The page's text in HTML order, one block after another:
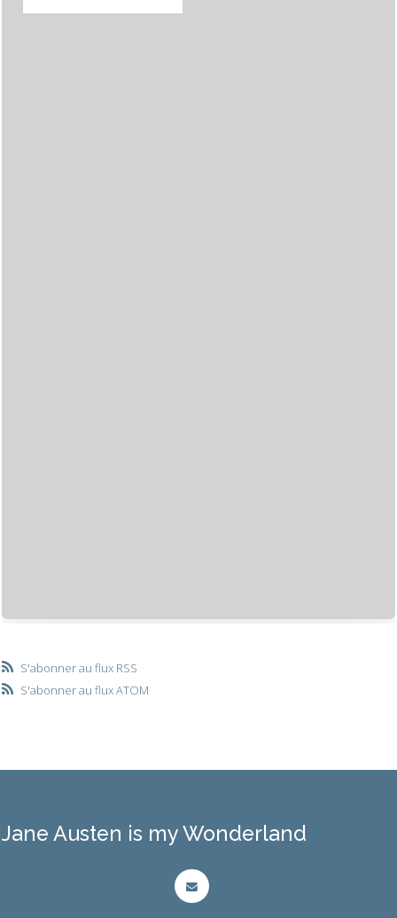
S'abonner au flux RSS
S'abonner au flux ATOM
Jane Austen is my Wonderland